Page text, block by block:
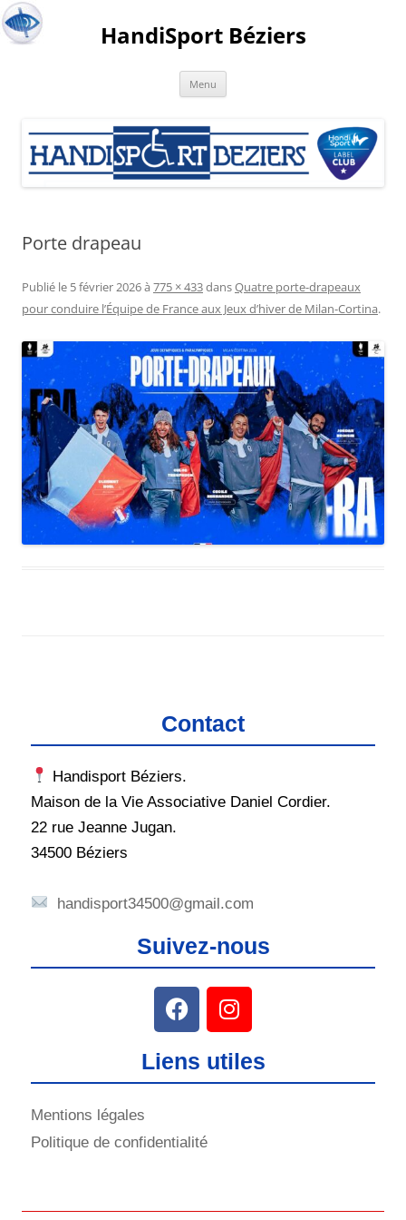
HandiSport Béziers
Menu
Porte drapeau
Publié le 5 février 2026à 775 × 433dansQuatre porte-drapeaux
pour conduire l’Équipe de France aux Jeux d’hiver de Milan-Cortina.
Contact
Handisport Béziers.
Maison de la Vie Associative Daniel Cordier.
22 rue Jeanne Jugan.
34500 Béziers
handisport34500@gmail.com
Suivez-nous
Liens utiles
Mentions légales
Politique de confidentialité